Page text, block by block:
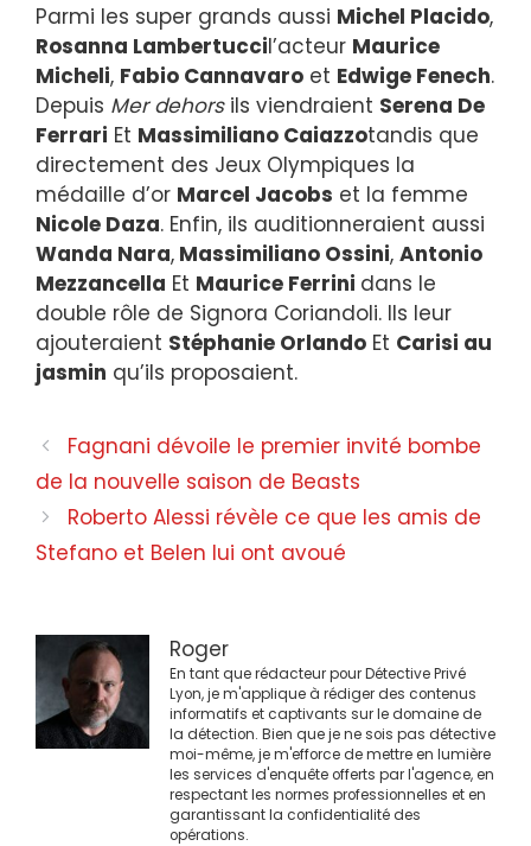
Parmi les super grands aussi Michel Placido,
Rosanna Lambertuccil’acteur Maurice
Micheli, Fabio Cannavaro et Edwige Fenech.
Depuis Mer dehorsils viendraient Serena De
Ferrari Et Massimiliano Caiazzotandis que
directement des Jeux Olympiques la
médaille d’or Marcel Jacobs et la femme
Nicole Daza. Enfin, ils auditionneraient aussi
Wanda Nara, Massimiliano Ossini, Antonio
Mezzancella Et Maurice Ferrini dans le
double rôle de Signora Coriandoli. Ils leur
ajouteraient Stéphanie Orlando Et Carisi au
jasmin qu’ils proposaient.
Navigation
des
Fagnani dévoile le premier invité bombe
de la nouvelle saison de Beasts
Roberto Alessi révèle ce que les amis de
Stefano et Belen lui ont avoué
Roger
En tant que rédacteur pour Détective Privé
Lyon, je m'applique à rédiger des contenus
informatifs et captivants sur le domaine de
la détection. Bien que je ne sois pas détective
moi-même, je m'efforce de mettre en lumière
les services d'enquête offerts par l'agence, en
respectant les normes professionnelles et en
garantissant la confidentialité des
opérations.